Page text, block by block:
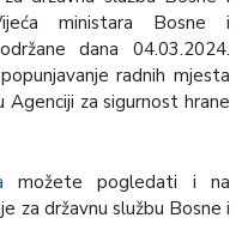
ministara Bosne i
dana 04.03.2024.
radnih mjesta
Agenciji za sigurnost hrane
možete pogledati i na
za državnu službu Bosne i